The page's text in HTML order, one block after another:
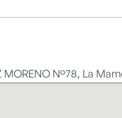
MORENO Nº78, La